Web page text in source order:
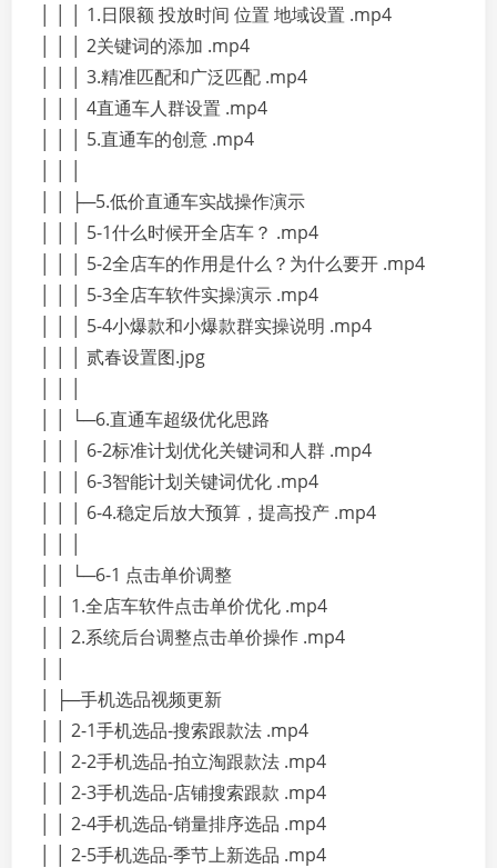
│ │ │ 1.日限额 投放时间 位置 地域设置 .mp4
│ │ │ 2关键词的添加 .mp4
│ │ │ 3.精准匹配和广泛匹配 .mp4
│ │ │ 4直通车人群设置 .mp4
│ │ │ 5.直通车的创意 .mp4
│ │ ├─5.低价直通车实战操作演示
│ │ │ 5-1什么时候开全店车？ .mp4
│ │ │ 5-2全店车的作用是什么？为什么要开 .mp4
│ │ │ 5-3全店车软件实操演示 .mp4
│ │ │ 5-4小爆款和小爆款群实操说明 .mp4
│ │ │ 贰春设置图.jpg
│ │ └─6.直通车超级优化思路
│ │ │ 6-2标准计划优化关键词和人群 .mp4
│ │ │ 6-3智能计划关键词优化 .mp4
│ │ │ 6-4.稳定后放大预算，提高投产 .mp4
│ │ └─6-1 点击单价调整
│ │ 1.全店车软件点击单价优化 .mp4
│ │ 2.系统后台调整点击单价操作 .mp4
│ ├─手机选品视频更新
│ │ 2-1手机选品-搜索跟款法 .mp4
│ │ 2-2手机选品-拍立淘跟款法 .mp4
│ │ 2-3手机选品-店铺搜索跟款 .mp4
│ │ 2-4手机选品-销量排序选品 .mp4
│ │ 2-5手机选品-季节上新选品 .mp4